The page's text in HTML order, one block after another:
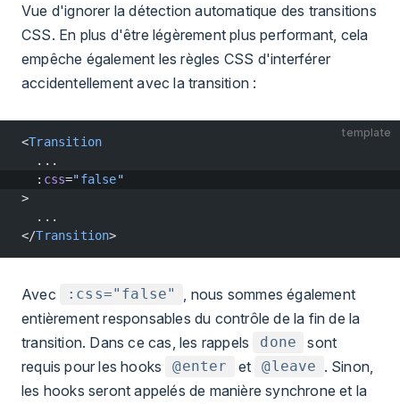
Vue d'ignorer la détection automatique des transitions
CSS. En plus d'être légèrement plus performant, cela
empêche également les règles CSS d'interférer
accidentellement avec la transition :
template
<Transition
  ...
  :
css="false"
>
  ...
</Transition>
Avec :css="false"
, nous sommes également
entièrement responsables du contrôle de la fin de la
transition. Dans ce cas, les rappels
done
sont
requis pour les hooks
@enter et @leave . Sinon,
les hooks seront appelés de manière synchrone et la